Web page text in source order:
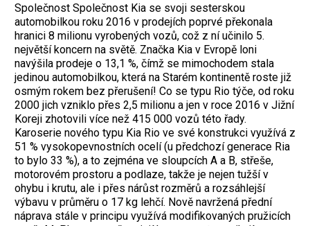
Společnost Společnost Kia se svoji sesterskou
automobilkou roku 2016 v prodejích poprvé překonala
hranici 8 milionu vyrobených vozů, což z ní učinilo 5.
největší koncern na světě. Značka Kia v Evropě loni
navýšila prodeje o 13,1 %, čímž se mimochodem stala
jedinou automobilkou, která na Starém kontinentě roste již
osmým rokem bez přerušení! Co se typu Rio týče, od roku
2000 jich vzniklo přes 2,5 milionu a jen v roce 2016 v Jižní
Koreji zhotovili více než 415 000 vozů této řady.
Karoserie nového typu Kia Rio ve své konstrukci využívá z
51 % vysokopevnostních ocelí (u předchozí generace Ria
to bylo 33 %), a to zejména ve sloupcích A a B, střeše,
motorovém prostoru a podlaze, takže je nejen tužší v
ohybu i krutu, ale i přes nárůst rozměrů a rozsáhlejší
výbavu v průměru o 17 kg lehčí. Nově navržená přední
náprava stále v principu využívá modifikovaných pružicích